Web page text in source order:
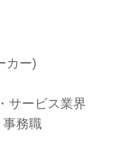
カー)
サービス業界
事務職